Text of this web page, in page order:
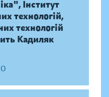
Інститут
технологій,
технологій
Кадиляк